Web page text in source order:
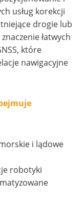
usług korekcji
drogie lub
łatwych
które
nawigacyjne
i lądowe
robotyki